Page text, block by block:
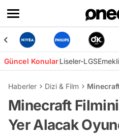
Güncel KonularLiseler-LGS
Haberler Dizi & Film
Minecraft
Yer Alacak